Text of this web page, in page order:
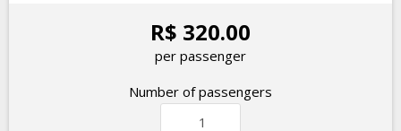
R$ 320.00
per passenger
Number of passengers